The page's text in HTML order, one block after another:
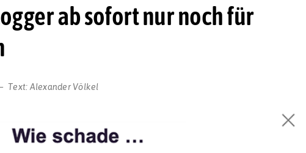
ab sofort nur noch für
Text: Alexander Völkel